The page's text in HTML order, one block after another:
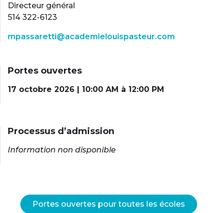
Directeur général
514 322-6123
mpassaretti@academielouispasteur.com
Portes ouvertes
17 octobre 2026 | 10:00 AM à 12:00 PM
Processus d’admission
Information non disponible
Portes ouvertes pour toutes les écoles